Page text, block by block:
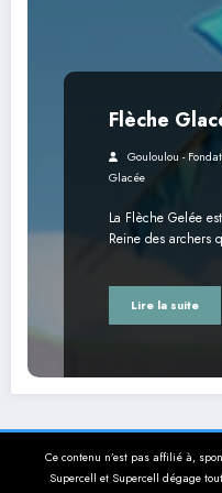
Flèche
Gouloulou -
Glacée
La Flèche Gelée
Reine des archers
Lire la suite
Ce contenu n’est pas affilié à,
Supercell et Supercell dégage